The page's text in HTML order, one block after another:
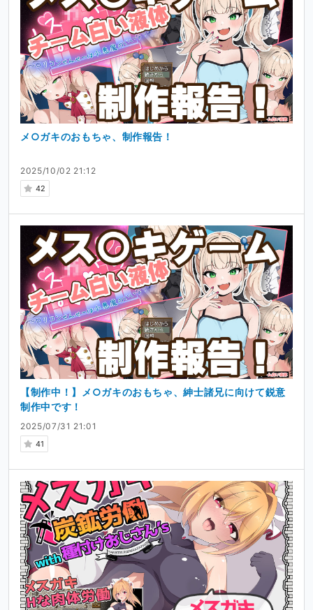
2025/10/02 21:12
42
メ○ガキのおもちゃ、制作報告！
2025/07/31 21:01
41
【制作中！】メ○ガキのおもちゃ、紳士諸兄に向けて鋭意
制作中です！